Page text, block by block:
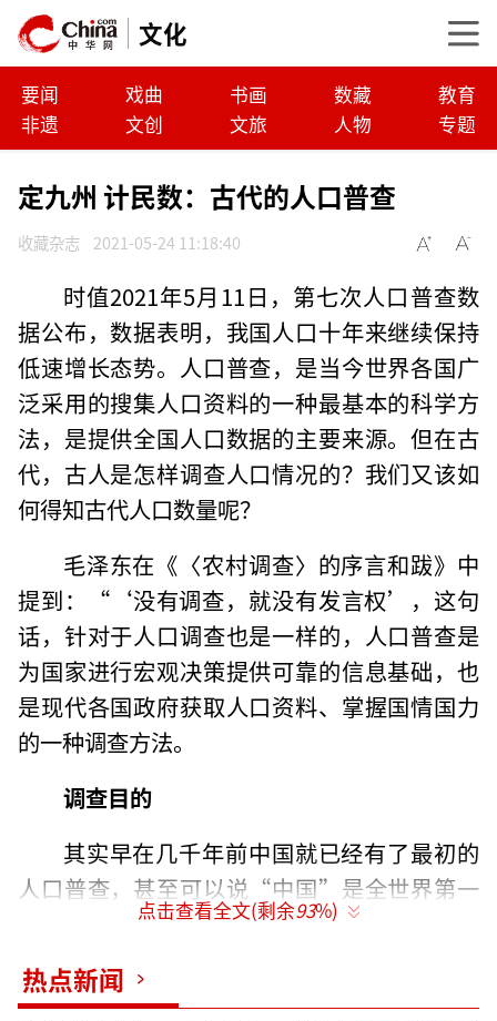
文化
要闻 戏曲 书画 数藏
教育
非遗
文创 文旅 人物 专题
定九州 计民数：古代的人口普查
收藏杂志 2021-05-24 11:18:40
时值2021年5月11日，第七次人口普查数
据公布，数据表明，我国人口十年来继续保持
低速增长态势。人口普查，是当今世界各国广
泛采用的搜集人口资料的一种最基本的科学方
法，是提供全国人口数据的主要来源。但在古
代，古人是怎样调查人口情况的？我们又该如
何得知古代人口数量呢？
毛泽东在《〈农村调查〉的序言和跋》中
提到：“‘没有调查，就没有发言权’，这句
话，针对于人口调查也是一样的，人口普查是
为国家进行宏观决策提供可靠的信息基础，也
是现代各国政府获取人口资料、掌握国情国力
的一种调查方法。
调查目的
其实早在几千年前中国就已经有了最初的
人口普查，甚至可以说“中国”是全世界第一
个进行人口普查的国家。《史记》记载：“禹
大禹时期，就进行过人口调查。
点击查看全文(剩余93%)
热点新闻